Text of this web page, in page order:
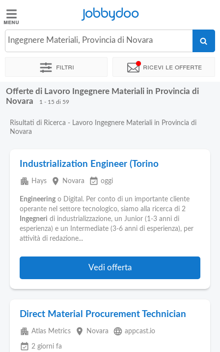
Jobbydoo
Offerte
Stipendi
Elenco
Blog
Pubblica
Offerte
Jobbydoo
Ingegnere Materiali, Provincia di Novara
Filtri Ricevi le offerte
Offerte di Lavoro Ingegnere Materiali in Provincia di
Novara
1 - 15 di 59
Risultati di Ricerca - Lavoro Ingegnere Materiali in Provincia di
Novara
Industrialization Engineer (Torino
apartment Hays place Novara event_available oggi
Engineering o Digital. Per conto di un importante cliente
operante nel settore tecnologico, siamo alla ricerca di 2
Ingegneri di industrializzazione, un Junior (1-3 anni di
esperienza) e un Intermediate (3-6 anni di esperienza), per
attività di redazione...
Vedi offerta
Direct Material Procurement Technician
apartment Atlas Metrics place Novara language appcast.io
event_available 2 giorni fa